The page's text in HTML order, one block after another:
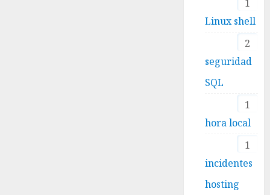
1
Linux shell
2
seguridad
SQL
1
hora local
1
incidentes
hosting